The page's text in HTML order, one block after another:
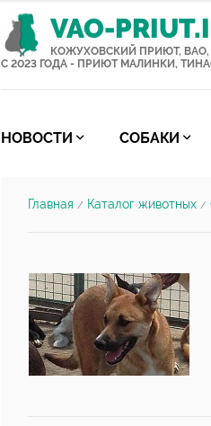
VAO-
КОЖУХОВСКИЙ ПРИЮТ, ВАО,
С 2023 ГОДА - ПРИЮТ МАЛИНКИ,
НОВОСТИ СОБАКИ
Главная / Каталог животных /